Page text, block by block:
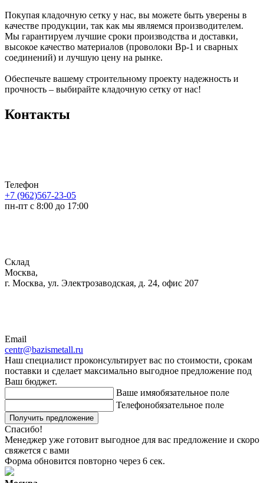
Покупая кладочную сетку у нас, вы можете быть уверены в
качестве продукции, так как мы являемся производителем.
Мы гарантируем лучшие сроки производства и доставки,
высокое качество материалов (проволоки Вр-1 и сварных
соединений) и лучшую цену на рынке.
Обеспечьте вашему строительному проекту надежность и
прочность – выбирайте кладочную сетку от нас!
Контакты
Телефон
+7 (962)567-23-05
пн-пт с 8:00 до 17:00
Склад
Москва,
г. Москва, ул. Электрозаводская, д. 24, офис 207
Email
centr@bazismetall.ru
Наш специалист проконсультирует вас по стоимости, срокам
поставки и сделает максимально выгодное предложение под
Ваш бюджет.
Ваше имяобязательное поле
Телефонобязательное поле
Получить предложение
Спасибо!
Менеджер уже готовит выгодное для вас предложение и скоро
свяжется с вами
Форма обновится повторно через 6 сек.